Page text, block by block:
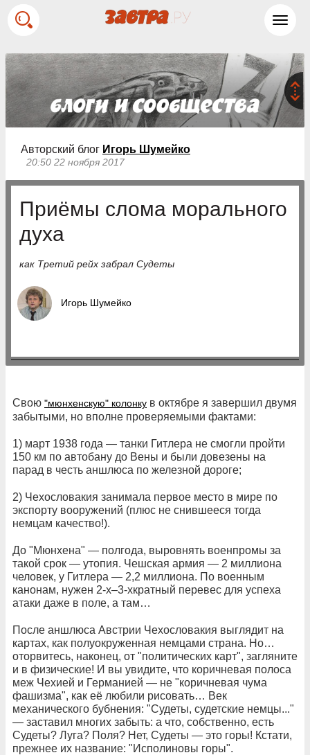
Авторский блог Игорь Шумейко
20:50 22 ноября 2017
Приёмы слома морального
духа
как Третий рейх забрал Судеты
Игорь Шумейко
Свою "мюнхенскую" колонку в октябре я завершил двумя
забытыми, но вполне проверяемыми фактами:
1) март 1938 года — танки Гитлера не смогли пройти
150 км по автобану до Вены и были довезены на
парад в честь аншлюса по железной дороге;
2) Чехословакия занимала первое место в мире по
экспорту вооружений (плюс не снившееся тогда
немцам качество!).
До "Мюнхена" — полгода, выровнять военпромы за
такой срок — утопия. Чешская армия — 2 миллиона
человек, у Гитлера — 2,2 миллиона. По военным
канонам, нужен 2-х–3-хкратный перевес для успеха
атаки даже в поле, а там…
После аншлюса Австрии Чехословакия выглядит на
картах, как полуокруженная немцами страна. Но…
оторвитесь, наконец, от "политических карт", загляните
и в физические! И вы увидите, что коричневая полоса
меж Чехией и Германией — не "коричневая чума
фашизма", как её любили рисовать… Век
механического бубнения: "Судеты, судетские немцы..."
— заставил многих забыть: а что, собственно, есть
Судеты? Луга? Поля? Нет, Судеты — это горы! Кстати,
прежнее их название: "Исполиновы горы".